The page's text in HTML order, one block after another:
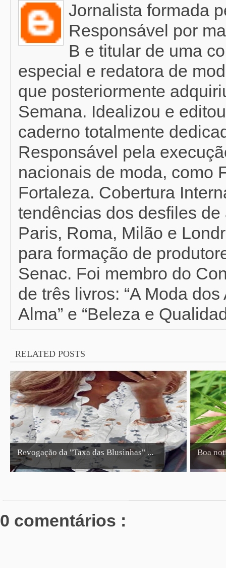
Jornalista formada
Responsável por
B e titular de uma
especial e redatora de
que posteriormente
Semana. Idealizou e
caderno totalmente
Responsável pela
nacionais de moda, como
Fortaleza. Cobertura
tendências dos desfiles
Paris, Roma, Milão e
para formação de
Senac. Foi membro do
de três livros: “A Moda
Alma” e “Beleza e
RELATED POSTS
Revogação da "Taxa das Blusinhas" ... Boa
0 comentários :